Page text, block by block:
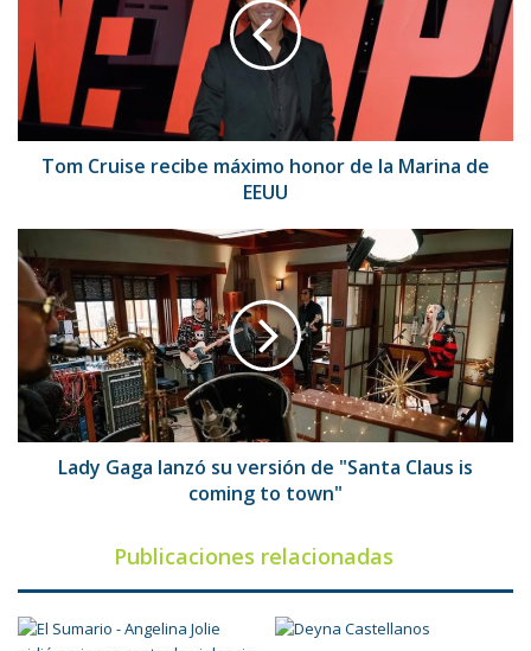
máximo
honor
de
la
Marina
de
EEUUTom Cruise recibe máximo honor de la Marina de
EEUU
Gaga
lanzó
su
versión
de
"Santa
Claus
is
comingLady Gaga lanzó su versión de "Santa Claus is
coming to town"
Publicaciones relacionadas